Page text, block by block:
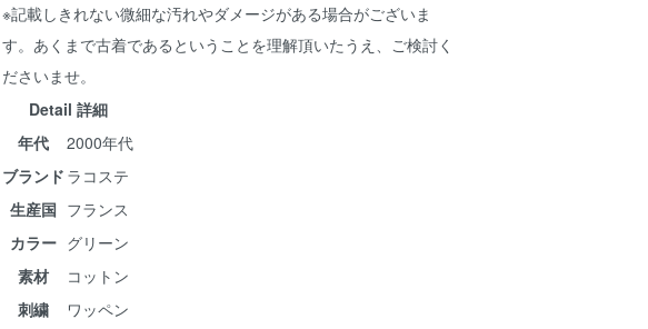
※記載しきれない微細な汚れやダメージがある場合がございま
す。あくまで古着であるということを理解頂いたうえ、ご検討く
ださいませ。
Detail 詳細
年代
2000年代
ブランド ラコステ
生産国 フランス
カラー グリーン
素材
コットン
刺繍
ワッペン